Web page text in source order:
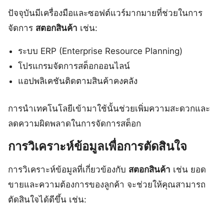
ปัจจุบันมีเครื่องมือและซอฟต์แวร์มากมายที่ช่วยในการ
จัดการ สตอกสินค้า เช่น:
ระบบ ERP (Enterprise Resource Planning)
โปรแกรมจัดการสต็อกออนไลน์
แอปพลิเคชันติดตามสินค้าคงคลัง
การนำเทคโนโลยีเข้ามาใช้นั้นช่วยเพิ่มความสะดวกและ
ลดความผิดพลาดในการจัดการสต็อก
การวิเคราะห์ข้อมูลเพื่อการตัดสินใจ
การวิเคราะห์ข้อมูลที่เกี่ยวข้องกับ สตอกสินค้า เช่น ยอด
ขายและความต้องการของลูกค้า จะช่วยให้คุณสามารถ
ตัดสินใจได้ดีขึ้น เช่น: